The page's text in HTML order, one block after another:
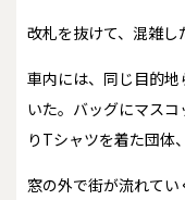
改札を抜けて、混雑し
車内には、同じ目的
いた。バッグにマス
りTシャツを着た団体
窓の外で街が流れてい